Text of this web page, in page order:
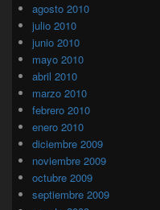
agosto 2010
julio 2010
junio 2010
mayo 2010
abril 2010
marzo 2010
febrero 2010
enero 2010
diciembre 2009
noviembre 2009
octubre 2009
septiembre 2009